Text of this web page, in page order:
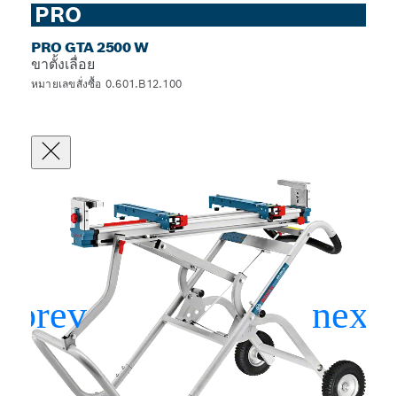
PRO
PRO GTA 2500 W
ขาตั้งเลื่อย
หมายเลขสั่งซื้อ 0.601.B12.100